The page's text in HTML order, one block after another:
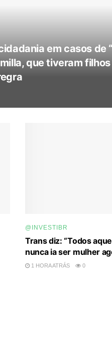
em casos de
que tiveram filhos
@INVESTIBR
Trans diz: “Todos
nunca ia ser mulher
1 HORA ATRÁS 0